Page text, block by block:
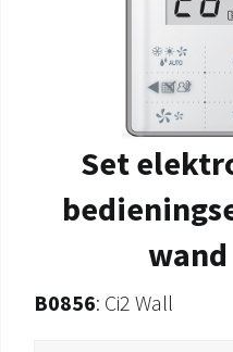
Set
wand
B0856: Ci2 Wall